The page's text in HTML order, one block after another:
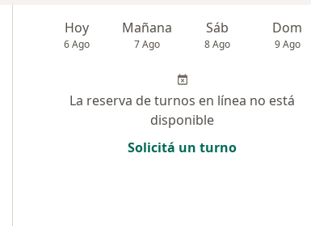
Hoy
6 Ago
Mañana
7 Ago
Sáb
8 Ago
Dom
9 Ago
La reserva de turnos en línea no está
disponible
Solicitá un turno